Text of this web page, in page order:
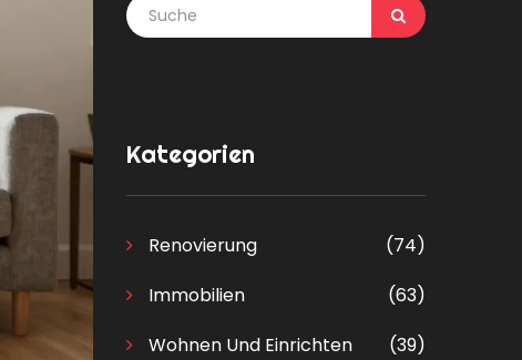
Kategorien
Renovierung
(74)
Immobilien
(63)
Wohnen Und Einrichten
(39)